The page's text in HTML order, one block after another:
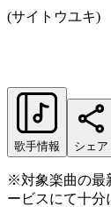
(サイトウユキ)
歌手情報 シェア
※対象楽曲の最
ービスにて十分